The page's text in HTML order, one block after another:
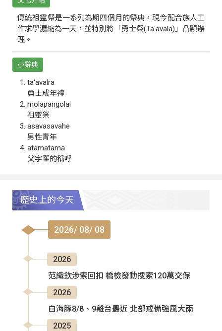
傳統祖靈祭是一系列為期四個月的祭典，現今配合族人工
作求學濃縮為一天，並特別將「勇士祭(Ta‘avala)」凸顯辦
理。
小辭典
ta‘avalra
勇士成年禮
molapangolai
祖靈祭
asavasavahe
男性青年
atamatama
父字輩的稱呼
歷史上的今天
2026/ 08/ 08
2026
范織欽涉索回扣 橋檢發動搜索120萬交保
2026
白海豚8/8、9離台最近 北部戒備強風大雨
2025